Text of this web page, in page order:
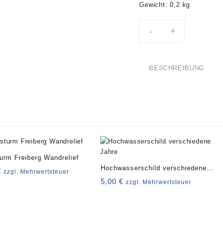
Gewicht: 0,2 kg
- +
BESCHREIBUNG
Freiberg Wandrelief
zzgl. Mehrwertsteuer
Hochwasserschild verschiedene
Jahre
5,00€ zzgl. Mehrwertsteuer